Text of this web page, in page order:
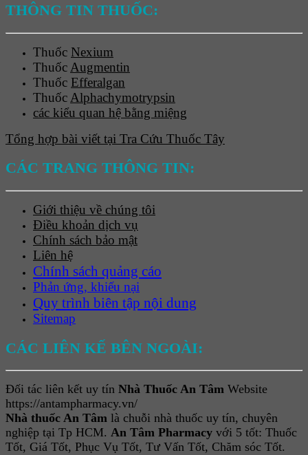
THÔNG TIN THUỐC:
Thuốc Nexium
Thuốc Augmentin
Thuốc Efferalgan
Thuốc Alphachymotrypsin
các kiểu quan hệ bằng miệng
Tổng hợp bài viết tại Tra Cứu Thuốc Tây
CÁC TRANG THÔNG TIN:
Giới thiệu về chúng tôi
Điều khoản dịch vụ
Chính sách bảo mật
Liên hệ
Chính sách quảng cáo
Phản ứng, khiếu nại
Quy trình biên tập nội dung
Sitemap
CÁC LIÊN KẾ BÊN NGOÀI:
Đối tác liên kết uy tín Nhà Thuốc An Tâm Website
https://antampharmacy.vn/
Nhà thuốc An Tâm là chuỗi nhà thuốc uy tín, chuyên
nghiệp tại Tp HCM. An Tâm Pharmacy với 5 tốt: Thuốc
Tốt, Giá Tốt, Phục Vụ Tốt, Tư Vấn Tốt, Chăm sóc Tốt.